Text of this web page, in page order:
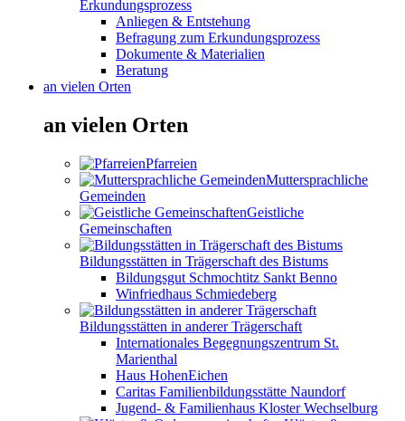
Erkundungsprozess
Anliegen & Entstehung
Befragung zum Erkundungsprozess
Dokumente & Materialien
Beratung
an vielen Orten
an vielen Orten
Pfarreien
Muttersprachliche
Gemeinden
Geistliche
Gemeinschaften
Bildungsstätten in Trägerschaft des Bistums
Bildungsgut Schmochtitz Sankt Benno
Winfriedhaus Schmiedeberg
Bildungsstätten in anderer Trägerschaft
Internationales Begegnungszentrum St.
Marienthal
Haus HohenEichen
Caritas Familienbildungsstätte Naundorf
Jugend- & Familienhaus Kloster Wechselburg